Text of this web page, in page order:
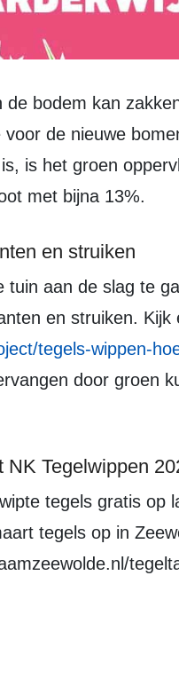
de nieuwe
is het groen
met bijna 13%.
en struiken
en struiken. Kijk
tegels-wippen-
door groen
NK Tegelwippen
tegels op in
BIJEENKOMST VOOR